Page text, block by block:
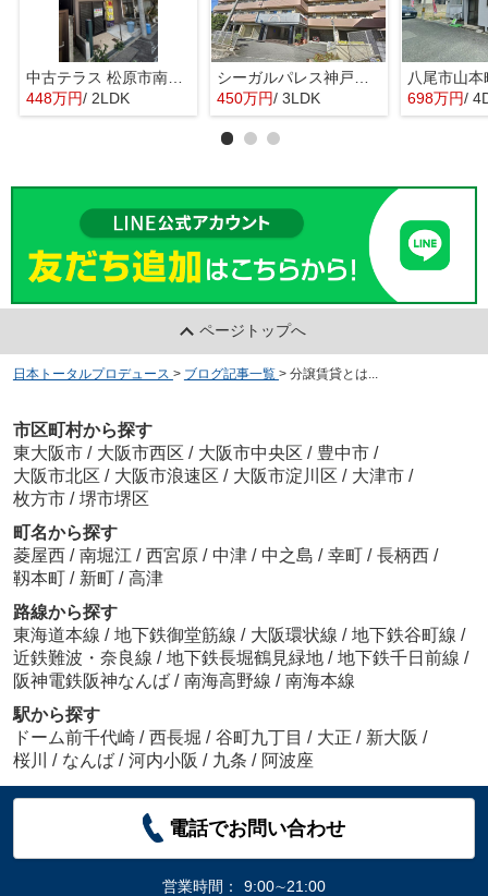
中古テラス 松原市南新町1
448万円/ 2LDK
シーガルパレス神戸山の手
450万円/ 3LDK 698万円/
ページトップへ
日本トータルプロデュース > ブログ記事一覧 > 分譲賃貸とは...
市区町村から探す
東大阪市 / 大阪市西区 / 大阪市中央区 / 豊中市 /
大阪市北区 / 大阪市浪速区 / 大阪市淀川区 / 大津市 /
枚方市 / 堺市堺区
町名から探す
菱屋西 / 南堀江 / 西宮原 / 中津 / 中之島 / 幸町 / 長柄西 /
靱本町 / 新町 / 高津
路線から探す
東海道本線 / 地下鉄御堂筋線 / 大阪環状線 / 地下鉄谷町線 /
近鉄難波・奈良線 / 地下鉄長堀鶴見緑地 / 地下鉄千日前線 /
阪神電鉄阪神なんば / 南海高野線 / 南海本線
駅から探す
ドーム前千代崎 / 西長堀 / 谷町九丁目 / 大正 / 新大阪 /
桜川
/ なんば / 河内小阪 / 九条 / 阿波座
電話でお問い合わせ
営業時間：
9:00∼21:00